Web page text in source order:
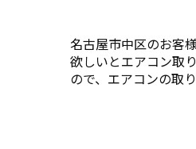
名古屋市中区のお客
欲しいとエアコン取
ので、エアコンの取